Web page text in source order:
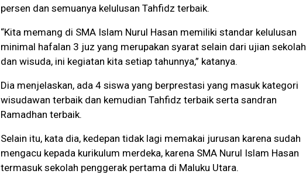
persen dan semuanya kelulusan Tahfidz terbaik.
“Kita memang di SMA Islam Nurul Hasan memiliki standar kelulusan
minimal hafalan 3 juz yang merupakan syarat selain dari ujian sekolah
dan wisuda, ini kegiatan kita setiap tahunnya,” katanya.
Dia menjelaskan, ada 4 siswa yang berprestasi yang masuk kategori
wisudawan terbaik dan kemudian Tahfidz terbaik serta sandran
Ramadhan terbaik.
Selain itu, kata dia, kedepan tidak lagi memakai jurusan karena sudah
mengacu kepada kurikulum merdeka, karena SMA Nurul Islam Hasan
termasuk sekolah penggerak pertama di Maluku Utara.